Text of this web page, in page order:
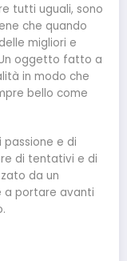
tutti uguali, sono
che quando
migliori e
oggetto fatto a
in modo che
bello come
e di
di tentativi e di
da un
a portare avanti